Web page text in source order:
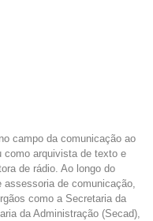
campo da comunicação ao
como arquivista de texto e
de rádio. Ao longo do
assessoria de comunicação,
como a Secretaria da
da Administração (Secad),